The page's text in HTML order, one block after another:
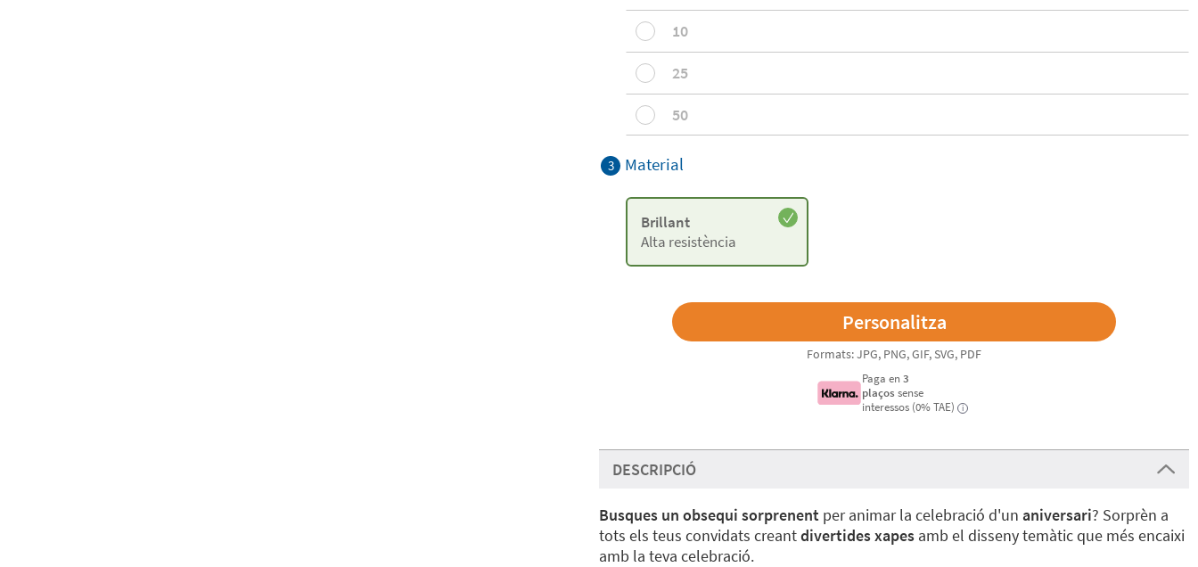
10
25
50
3 Material
Brillant
Alta resistència
Formats: JPG, PNG, GIF, SVG, PDF
Paga en3
plaços sense
interessos (0% TAE)
i
DESCRIPCIÓ
Busques un obsequi sorprenent per animar la celebració d'un aniversari? Sorprèn a
tots els teus convidats creantdivertides xapes amb el disseny temàtic que més encaixi
amb la teva celebració.